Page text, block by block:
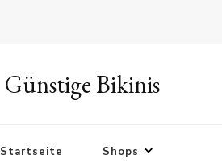
Günstige Bikinis
Startseite Shops